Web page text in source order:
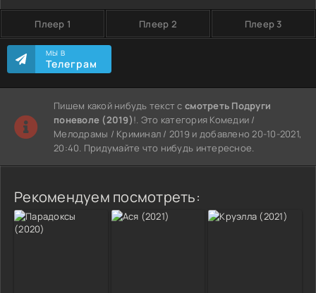
Плеер 1 Плеер 2 Плеер 3
МЫ В
Телеграм
Пишем какой нибудь текст ссмотреть Подруги
поневоле (2019)!. Это категория Комедии /
Мелодрамы / Криминал / 2019 и добавлено 20-10-2021,
20:40. Придумайте что нибудь интересное.
Рекомендуем посмотреть: